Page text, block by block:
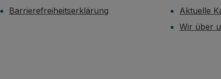
Barrierefreiheitserklärung
Aktuelle
Wir über